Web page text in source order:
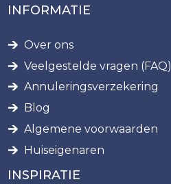
INFORMATIE
Over ons
Veelgestelde vragen (FAQ)
Annuleringsverzekering
Blog
Algemene voorwaarden
Huiseigenaren
INSPIRATIE